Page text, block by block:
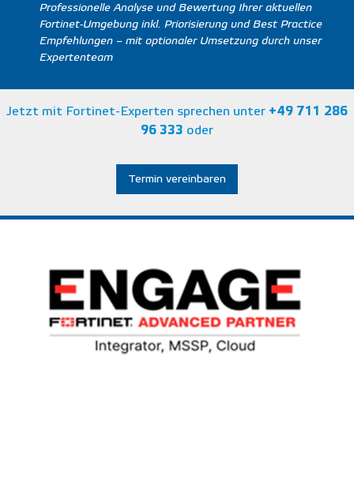
Professionelle Analyse und Bewertung Ihrer aktuellen
Fortinet-Umgebung inkl. Priorisierung und Best Practice
Empfehlungen – mit optionaler Umsetzung durch unser
Expertenteam
Jetzt mit Fortinet-Experten sprechen unter +49 711 286
96 333 oder
Termin vereinbaren